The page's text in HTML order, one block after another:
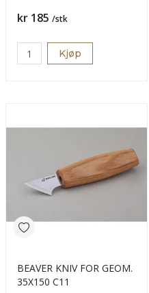
Pris
kr 185 /stk
Kjøp
BEAVER KNIV FOR GEOM.
35X150 C11